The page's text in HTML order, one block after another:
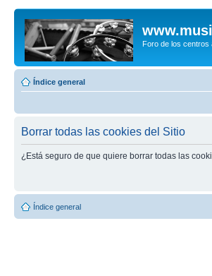
Foro de los centros
Índice general
Borrar todas las cookies del Sitio
¿Está seguro de que quiere borrar todas las
Índice general